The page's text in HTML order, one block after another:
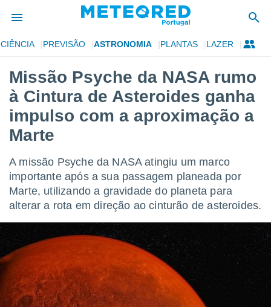
da
foi
para
as
fornecidas
a este
das
e
forma
digital
recolhidas
ou
CIÊNCIA PREVISÃO ASTRONOMIA PLANTAS LAZER
Missão Psyche da NASA rumo
à Cintura de Asteroides ganha
impulso com a aproximação a
Marte
A missão Psyche da NASA atingiu um marco
importante após a sua passagem planeada por
Marte, utilizando a gravidade do planeta para
alterar a rota em direção ao cinturão de asteroides.